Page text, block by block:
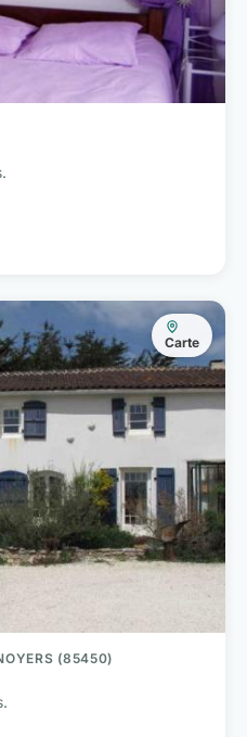
Carte
(85450)